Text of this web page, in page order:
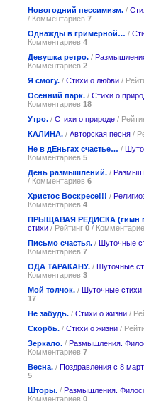
Новогодний пессимизм. /
/ Комментариев 7
Однажды в гримерной… /
Комментариев 4
Девушка ретро. /
Комментариев 2
Я смогу. / Стихи о любви /
Осенний парк. / Стихи о
Комментариев 18
Утро. / Стихи о природе /
КАЛИНА. / Авторская песня /
Не в дЕньгах счастье… /
Комментариев 5
День размышлений. /
/ Комментариев 6
Христос Воскресе!!! /
Комментариев 4
ПРЫЩАВАЯ РЕДИСКА (гимн
стихи / Рейтинг 0 /
Письмо счастья. / Шуточные
Комментариев 7
ОДА ТАРАКАНУ. / Шуточные
Комментариев 3
Мой толчок. / Шуточные стихи
17
Не забудь. / Стихи о жизни /
Скорбь. / Стихи о жизни /
Зеркало. / Размышления.
Комментариев 7
Весна. / Поздравления с 8
5
Шторы. / Размышления.
Комментариев 0